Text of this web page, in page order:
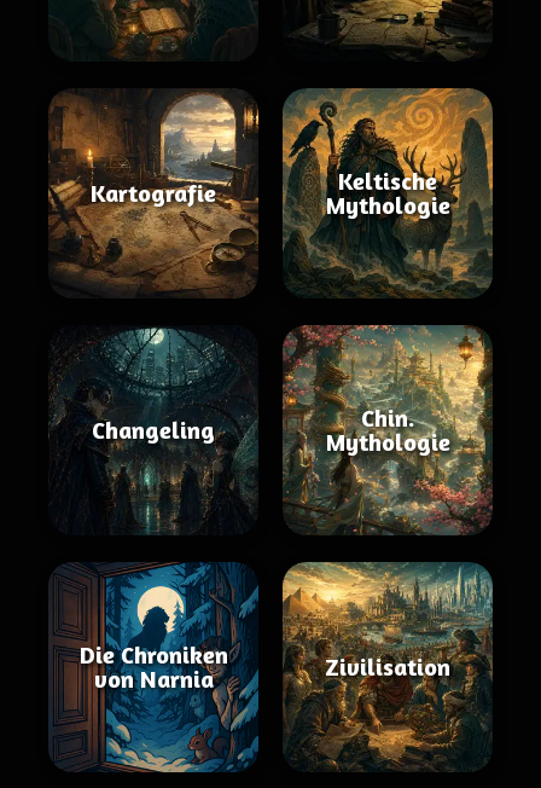
Kartografie
Keltische
Mythologie
Changeling
Chin.
Mythologie
Die Chroniken
von Narnia
Zivilisation